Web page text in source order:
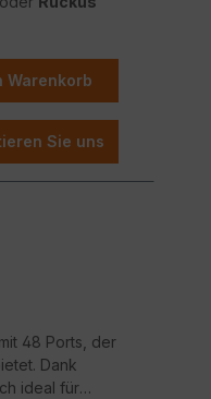
für
Warenkorb
Sie uns
48 Ports, der
Dank
ideal für